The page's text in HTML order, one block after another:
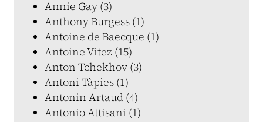
Annie Gay (3)
Anthony Burgess (1)
Antoine de Baecque (1)
Antoine Vitez (15)
Anton Tchekhov (3)
Antoni Tàpies (1)
Antonin Artaud (4)
Antonio Attisani (1)